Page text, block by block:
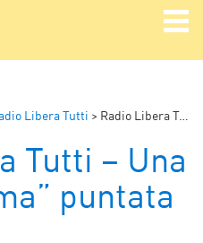
Libera Tutti > Radio Libera Tutti – Una … “dolcissima” puntata
Tutti – Una
puntata